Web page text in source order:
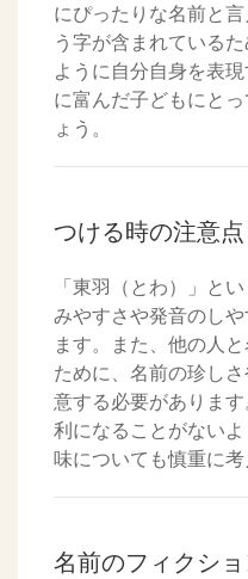
にぴったりな名前と
う字が含まれている
ように自分自身を表
に富んだ子どもにと
ょう。
つける時の注意点
「東羽（とわ）」と
みやすさや発音のし
ます。また、他の人
ために、名前の珍し
意する必要がありま
利になることがない
味についても慎重に考
名前のフィクシ